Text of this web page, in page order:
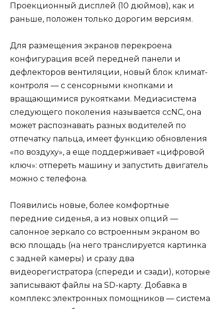
Проекционный дисплей (10 дюймов), как и
раньше, положен только дорогим версиям.
Для размещения экранов перекроена
конфигурация всей передней панели и
дефлекторов вентиляции, новый блок климат-
контроля — с сенсорными кнопками и
вращающимися рукоятками. Медиасистема
следующего поколения называется ccNC, она
может распознавать разных водителей по
отпечатку пальца, имеет функцию обновления
«по воздуху», а еще поддерживает «цифровой
ключ»: отпереть машину и запустить двигатель
можно с телефона.
Появились новые, более комфортные
передние сиденья, а из новых опций —
салонное зеркало со встроенным экраном во
всю площадь (на него транслируется картинка
с задней камеры) и сразу два
видеорегистратора (спереди и сзади), которые
записывают файлы на SD-карту. Добавка в
комплекс электронных помощников — система